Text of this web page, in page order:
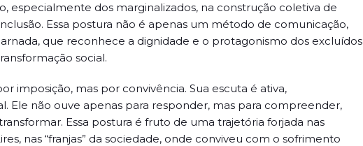
especialmente dos marginalizados, na construção coletiva de
Essa postura não é apenas um método de comunicação,
que reconhece a dignidade e o protagonismo dos excluídos
social.
imposição, mas por convivência. Sua escuta é ativa,
Ele não ouve apenas para responder, mas para compreender,
Essa postura é fruto de uma trajetória forjada nas
nas “franjas” da sociedade, onde conviveu com o sofrimento